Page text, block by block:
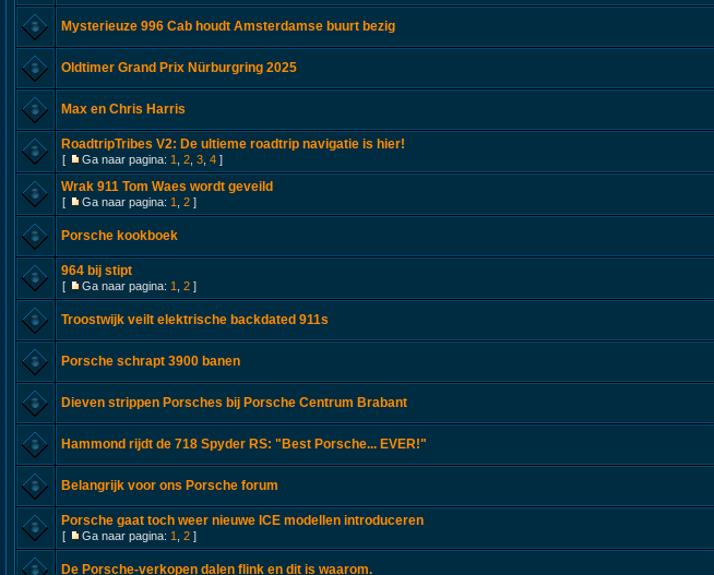
Mysterieuze 996 Cab houdt Amsterdamse buurt bezig
Oldtimer Grand Prix Nürburgring 2025
Max en Chris Harris
RoadtripTribes V2: De ultieme roadtrip navigatie is hier!
[ Ga naar pagina: 1 2 3 4 ]
Wrak 911 Tom Waes wordt geveild
[ Ga naar pagina: 1 2 ]
Porsche kookboek
964 bij stipt
[ Ga naar pagina: 1 2 ]
Troostwijk veilt elektrische backdated 911s
Porsche schrapt 3900 banen
Dieven strippen Porsches bij Porsche Centrum Brabant
Hammond rijdt de 718 Spyder RS: "Best Porsche... EVER!"
Belangrijk voor ons Porsche forum
Porsche gaat toch weer nieuwe ICE modellen introduceren
[ Ga naar pagina: 1 2 ]
De Porsche-verkopen dalen flink en dit is waarom.